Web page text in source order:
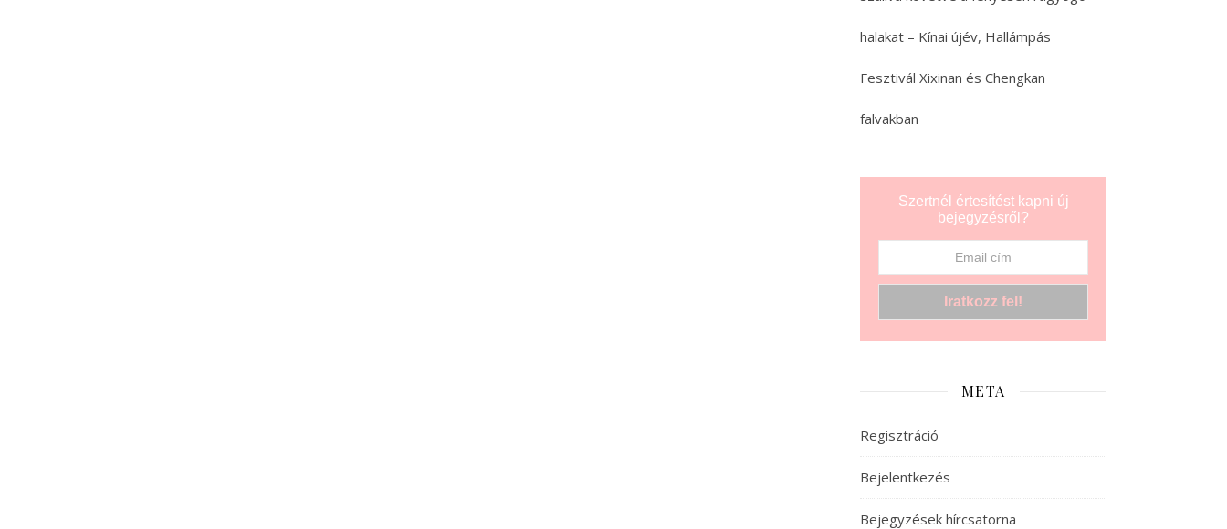
halakat – Kínai újév, Hallámpás
Fesztivál Xixinan és Chengkan
falvakban
Szertnél értesítést kapni új
bejegyzésről?
META
Regisztráció
Bejelentkezés
Bejegyzések hírcsatorna